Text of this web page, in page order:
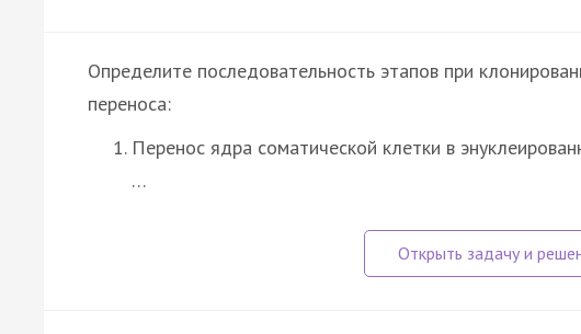
Определите последовательность этапов при
переноса:
Перенос ядра соматической клетки в
…